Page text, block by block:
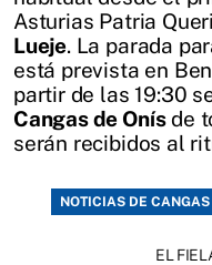
Asturias Patria
Lueje. La parada
está prevista en
partir de las 19:30
Cangas de Onísde
serán recibidos al
NOTICIAS DE
EL